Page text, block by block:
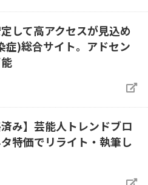
定して高アクセスが見込め
症)総合サイト。アドセン
済み】芸能人トレンドブロ
特価でリライト・執筆し